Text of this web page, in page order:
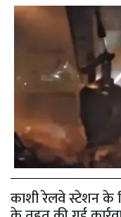
काशी रेलवे स्टेशन के